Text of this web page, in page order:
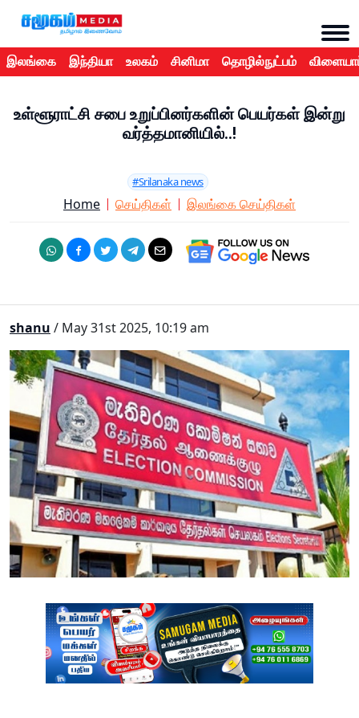
இலங்கை இந்தியா உலகம் சினிமா தொழில்நுட்பம்
உள்ளூராட்சி சபை உறுப்பினர்களின் பெயர்கள் இன்று
வர்த்தமானியில்..!
#Srilanaka news
Home செய்திகள் இலங்கை செய்திகள்
shanu / May 31st 2025, 10:19 am